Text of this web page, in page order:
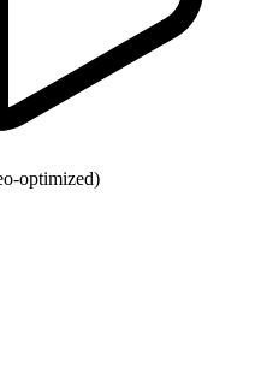
optimized)